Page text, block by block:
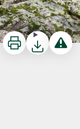
ImprimerTéléchargerSignaler